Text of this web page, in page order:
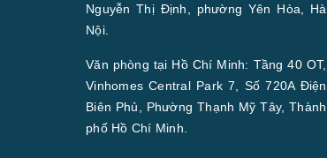
Nguyễn Thị Định, phường Yên Hòa, Hà
Nội.
Văn phòng tại Hồ Chí Minh: Tầng 40 OT,
Vinhomes Central Park 7, Số 720A Điện
Biên Phủ, Phường Thạnh Mỹ Tây, Thành
phố Hồ Chí Minh.